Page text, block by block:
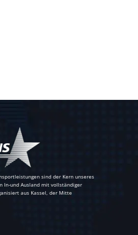
sind der Kern unseres
In-und Ausland mit vollständiger
aus Kassel, der Mitte